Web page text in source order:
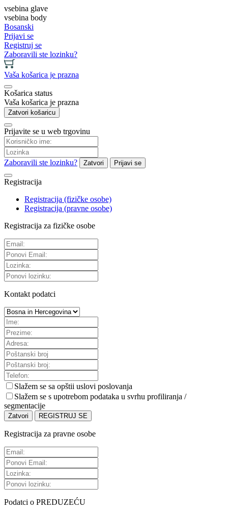
vsebina glave
vsebina body
Bosanski
Prijavi se
Registruj se
Zaboravili ste lozinku?
Vaša košarica je prazna
Košarica status
Vaša košarica je prazna
Zatvori košaricu
Prijavite se u web trgovinu
Zaboravili ste lozinku? Zatvori Prijavi se
Registracija
Registracija (fizičke osobe)
Registracija (pravne osobe)
Registracija za fizičke osobe
Kontakt podatci
Slažem se sa opštii uslovi poslovanja
Slažem se s upotrebom podataka u svrhu profiliranja /
segmentacije
Zatvori REGISTRUJ SE
Registracija za pravne osobe
Podatci o PREDUZEĆU